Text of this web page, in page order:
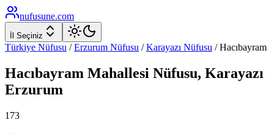
nufusune.com
İl Seçiniz
Türkiye Nüfusu / Erzurum Nüfusu / Karayazı Nüfusu /Hacıbayram
Hacıbayram Mahallesi Nüfusu, Karayazı
Erzurum
173